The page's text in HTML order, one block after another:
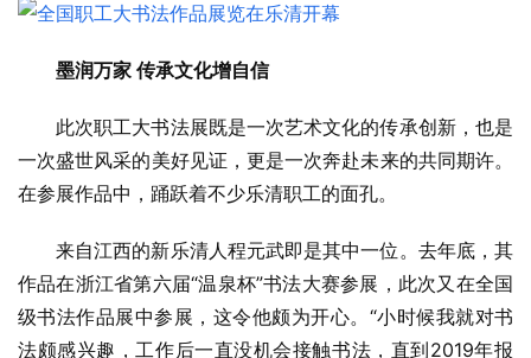
墨润万家 传承文化增自信
此次职工大书法展既是一次艺术文化的传承创新，也是
一次盛世风采的美好见证，更是一次奔赴未来的共同期许。
在参展作品中，踊跃着不少乐清职工的面孔。
来自江西的新乐清人程元武即是其中一位。去年底，其
作品在浙江省第六届“温泉杯”书法大赛参展，此次又在全国
级书法作品展中参展，这令他颇为开心。“小时候我就对书
法颇感兴趣，工作后一直没机会接触书法，直到2019年报